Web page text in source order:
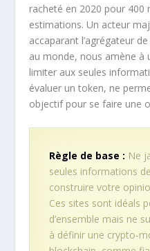
racheté en 2020 pour 400
estimations. Un acteur
accaparant l’agrégateur
au monde, nous amène à
limiter aux seules
évaluer un token, ne
objectif pour se faire une
Règle de base : Ne
seules informations
construire votre
Ces sites sont idéals
d’ensemble mais ne
à définir une crypto-